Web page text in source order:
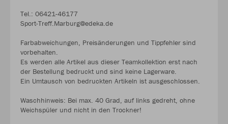
Tel.: 06421-46177
Sport-Treff.Marburg@edeka.de
Farbabweichungen, Preisänderungen und Tippfehler sind
vorbehalten.
Es werden alle Artikel aus dieser Teamkollektion erst nach
der Bestellung bedruckt und sind keine Lagerware.
Ein Umtausch von bedruckten Artikeln ist ausgeschlossen.
Waschhinweis: Bei max. 40 Grad, auf links gedreht, ohne
Weichspüler und nicht in den Trockner!